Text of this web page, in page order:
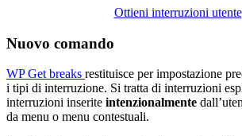
Ottieni interruzioni utente
Nuovo comando
WP Get breaks restituisce per impostazione
i tipi di interruzione. Si tratta di interruzioni
interruzioni inserite intenzionalmente
da menu o menu contestuali.